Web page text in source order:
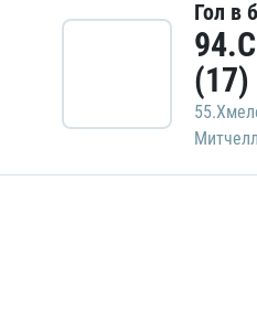
Гол в
(17)